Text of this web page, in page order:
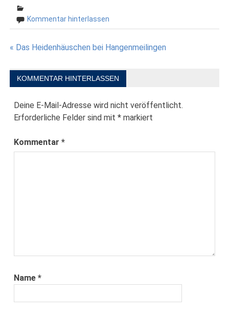
Kommentar hinterlassen
Beitragsnavigation
« Das Heidenhäuschen bei Hangenmeilingen
KOMMENTAR HINTERLASSEN
Deine E-Mail-Adresse wird nicht veröffentlicht.
Erforderliche Felder sind mit* markiert
Kommentar*
Name*